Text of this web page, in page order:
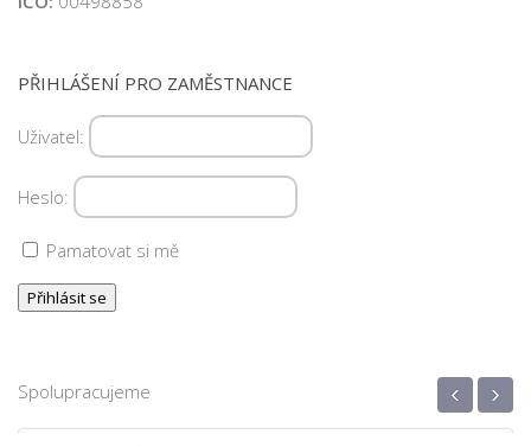
PŘIHLÁŠENÍ PRO ZAMĚSTNANCE
Uživatel:
Heslo:
Pamatovat si mě
Spolupracujeme ‹ ›